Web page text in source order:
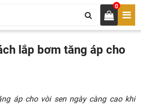
0
lắp bơm tăng áp cho
áp cho vòi sen ngày càng cao khi